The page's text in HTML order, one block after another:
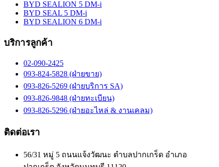
BYD SEALION 5 DM-i
BYD SEAL 5 DM-i
BYD SEALION 6 DM-i
บริการลูกค้า
02-090-2425
093-824-5828 (ฝ่ายขาย)
093-826-5269 (ฝ่ายบริการ SA)
093-826-9848 (ฝ่ายทะเบียน)
093-826-5296 (ฝ่ายอะไหล่ & งานเคลม)
ติดต่อเรา
56/31 หมู่ 5 ถนนแจ้งวัฒนะ ตำบลปากเกร็ด อำเภอ